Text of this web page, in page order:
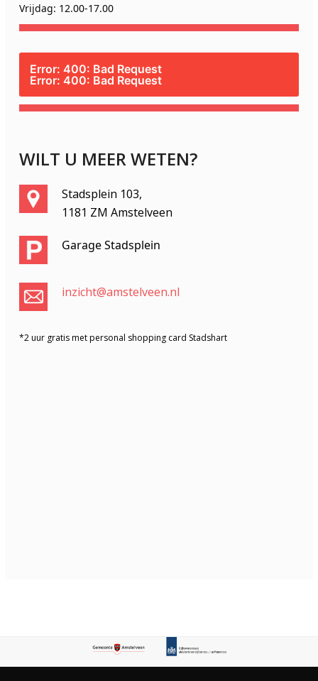
Vrijdag: 12.00-17.00
Error: 400: Bad Request
Error: 400: Bad Request
WILT U MEER WETEN?
Stadsplein 103,
1181 ZM Amstelveen
Garage Stadsplein
inzicht@amstelveen.nl
*2 uur gratis met personal shopping card Stadshart